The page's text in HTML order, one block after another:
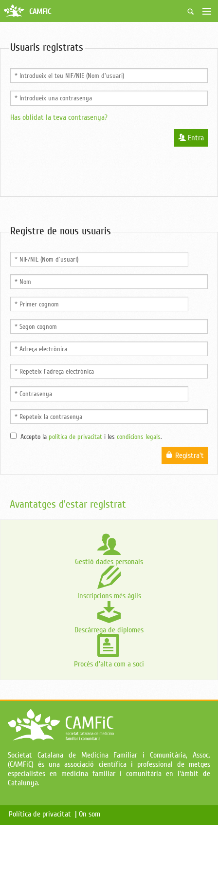
Fes-te soci
Borsa de treball
Ciutadans
Biblioteca
Grups i Vocalies
CAMFiC
Usuaris registrats
Has oblidat la teva contrasenya?
Entra
Registre de nous usuaris
Accepto la política de privacitat i les condicions legals.
Registra't
Avantatges d'estar registrat
Gestió dades personals
Inscripcions més àgils
Descàrrega de diplomes
Procés d’alta com a soci
Societat Catalana de Medicina Familiar i Comunitària, Assoc.
(CAMFiC) és una associació científica i professional de metges
especialistes en medicina familiar i comunitària en l'àmbit de
Catalunya.
Política de privacitat | On som